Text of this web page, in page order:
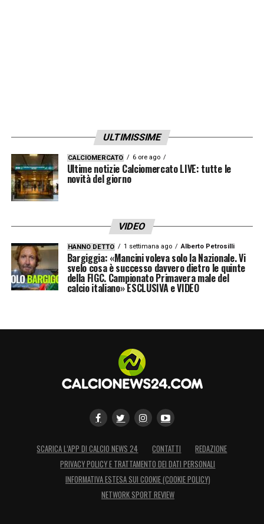
ULTIMISSIME
CALCIOMERCATO 6 ore ago
Ultime notizie Calciomercato LIVE: tutte le
novità del giorno
VIDEO
HANNO DETTO 1 settimana ago Alberto Petrosilli
Bargiggia: «Mancini voleva solo la Nazionale. Vi
svelo cosa è successo davvero dietro le quinte
della FIGC. Campionato Primavera male del
calcio italiano» ESCLUSIVA e VIDEO
SCARICA L’APP DI CALCIO NEWS 24 CONTATTI
REDAZIONE
PRIVACY POLICY E TRATTAMENTO DEI DATI PERSONALI
INFORMATIVA ESTESA SUI COOKIE (COOKIE POLICY)
NETWORK SPORT REVIEW